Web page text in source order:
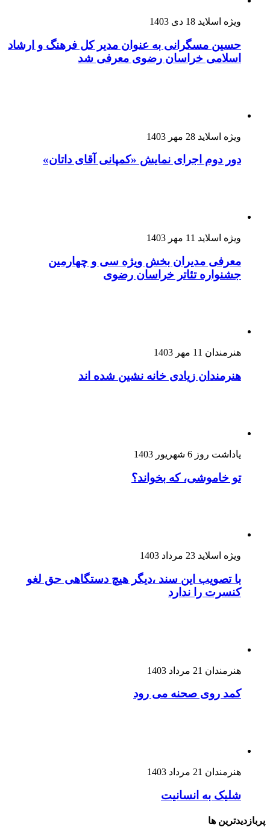
ویژه اسلاید 18 دی 1403
حسین مسگرانی به عنوان مدیر کل فرهنگ و ارشاد
اسلامی خراسان رضوی معرفی شد
ویژه اسلاید 28 مهر 1403
دور دوم اجرای نمایش «کمپانی آقای داتان»
ویژه اسلاید 11 مهر 1403
معرفی مدیران بخش ویژه سی و چهارمین
جشنواره تئاتر خراسان رضوی
هنرمندان 11 مهر 1403
هنرمندان زیادی خانه نشین شده اند
یاداشت روز 6 شهریور 1403
تو خاموشی، که بخواند؟
ویژه اسلاید 23 مرداد 1403
با تصویب این سند ،دیگر هیچ دستگاهی حق لغو
کنسرت را ندارد
هنرمندان 21 مرداد 1403
کمد روی صحنه می رود
هنرمندان 21 مرداد 1403
شلیک به انسانیت
پربازدیدترین ها